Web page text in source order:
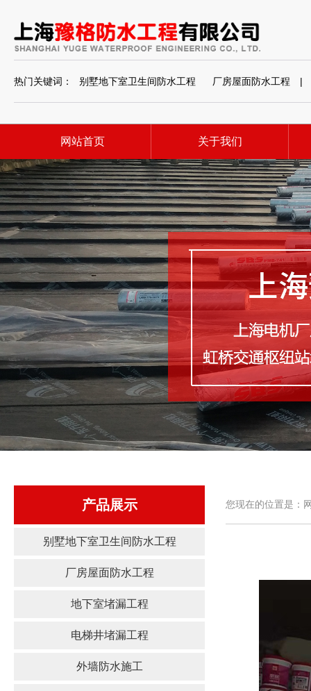
热门关键词： 别墅地下室卫生间防水工程 厂房屋面防水工程 |
网站首页 关于我们
产品展示
别墅地下室卫生间防水工程
厂房屋面防水工程
地下室堵漏工程
电梯井堵漏工程
外墙防水施工
您现在的位置是：